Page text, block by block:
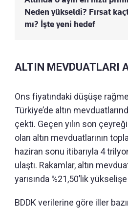
Neden yükseldi? Fırsat
mı? İşte yeni hedef
ALTIN MEVDUATLARI
Ons fiyatındaki düşüşe
Türkiye’de altın
çekti. Geçen yılın son
olan altın mevduatlarının
haziran sonu itibarıyla 4
ulaştı. Rakamlar, altın
yarısında %21,50’lik
BDDK verilerine göre iller